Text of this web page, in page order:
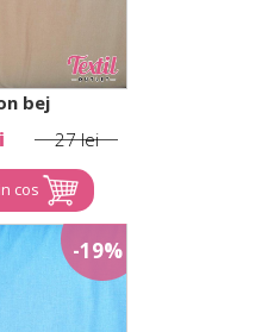
bej
27 lei
cos
-19%